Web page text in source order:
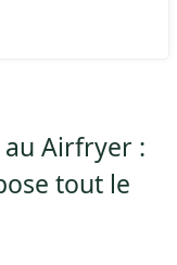
au Airfryer :
tout le